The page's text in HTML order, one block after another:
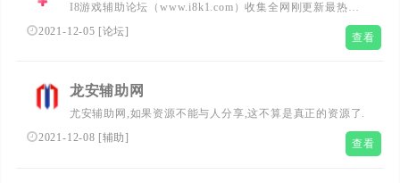
I8游戏辅助论坛（www.i8k1.com）收集全网刚更新最热门
的游戏辅助资源，集技术教程、福利活动、软件破解、源码
分享等为一体的免费资源分享网，欢迎广大好爱者常驻分享
2021-12-05 [论坛] 查看
龙安辅助网
尤安辅助网,如果资源不能与人分享,这不算是真正的资源了.
2021-12-08 [辅助] 查看